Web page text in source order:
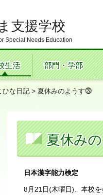
支援学校
Special Needs Education
生活 部門・学部
ひな日記 > 夏休みのようす⓷
夏休み
日本漢字能力検定
8月21日(木曜日)、本校